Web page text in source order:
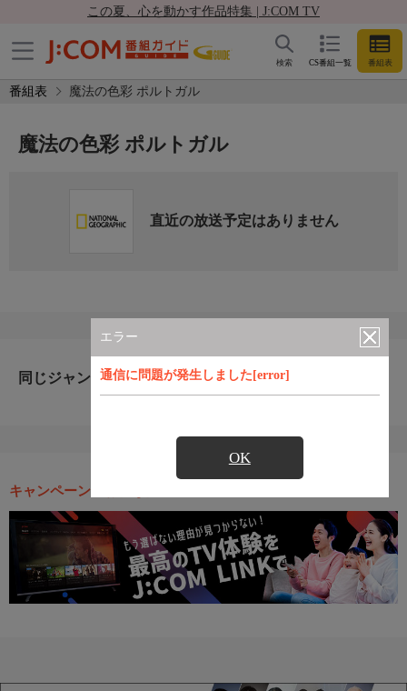
この夏、心を動かす作品特集 | J:COM TV
CS番組一覧 番組表
検索
番組表 魔法の色彩 ポルトガル
エラー
通信に問題が発生しました[error]
OK
魔法の色彩 ポルトガル
直近の放送予定はありません
同じジャンルのおすすめ番組
キャンペーン・お得な情報